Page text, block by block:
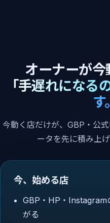
オーナーが今
「手遅れになる
す。
今動く店だけが、GBP・公
ータを先に積み上
今、始める店
GBP・HP・Instagram
がる